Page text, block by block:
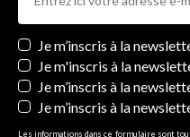
Newsletters
Je m’inscris à la
Je m'inscris à la
Je m’inscris à la
Je m’inscris à la
Les informations dans ce formulaire sont